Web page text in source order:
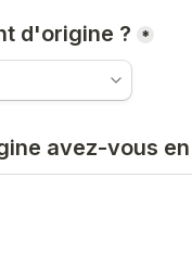
d'origine ? *
avez-vous